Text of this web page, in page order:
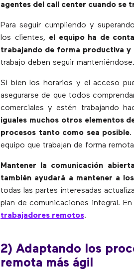
agentes del call center cuando se
Para seguir cumpliendo y
los clientes, el equipo ha de
trabajando de forma productiva y
trabajo deben seguir manteniéndose.
Si bien los horarios y el acceso
asegurarse de que todos
comerciales y estén trabajando
iguales muchos otros elementos
procesos tanto como sea posible.
equipo que trabajan de forma
Mantener la comunicación
también ayudará a mantener a
todas las partes interesadas
plan de comunicaciones integral.
trabajadores remotos.
2) Adaptando los
remota más ágil